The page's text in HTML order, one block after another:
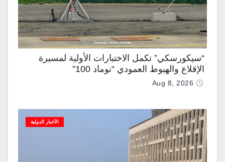
“سيكورسكي” تكمل الاختبارات الأولية لمسيرة
الإقلاع والهبوط العمودي “نوماد 100”
Aug 8, 2026
الأخبار الدولية